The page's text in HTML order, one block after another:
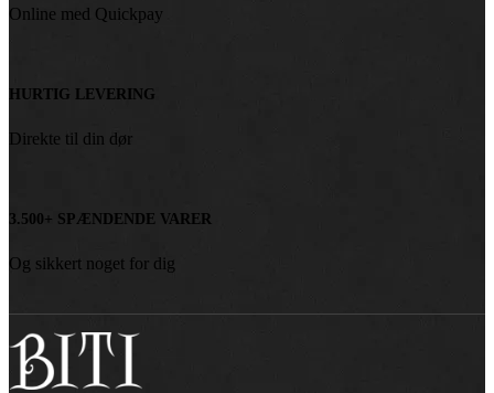
Online med Quickpay
HURTIG LEVERING
Direkte til din dør
3.500+ SPÆNDENDE VARER
Og sikkert noget for dig